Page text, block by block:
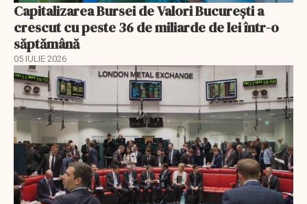
Capitalizarea Bursei de Valori Bucureşti a
crescut cu peste 36 de miliarde de lei într-o
săptămână
05 IULIE 2026